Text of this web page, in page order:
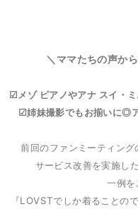
＼ママたちの声か
☑メゾ ピアノやアナ スイ・
☑姉妹撮影でもお揃いに◎
前回のファンミーティン
サービス改善を実施し
一例
『LOVSTでしか着ることの